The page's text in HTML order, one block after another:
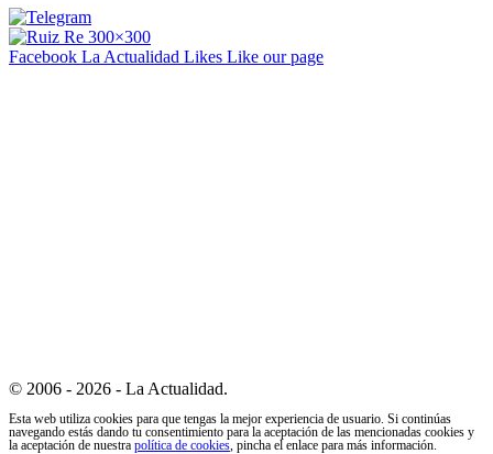
Facebook La Actualidad Likes Like our page
© 2006 - 2026 - La Actualidad.
Esta web utiliza cookies para que tengas la mejor experiencia de usuario. Si continúas
navegando estás dando tu consentimiento para la aceptación de las mencionadas cookies y
la aceptación de nuestra política de cookies, pincha el enlace para más información.